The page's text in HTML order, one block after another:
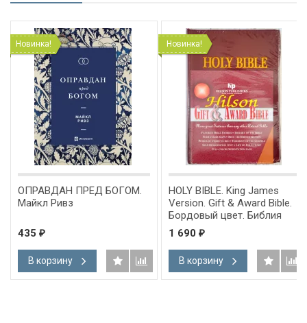
Новинка!
ОПРАВДАН ПРЕД БОГОМ.
Майкл Ривз
435 ₽
В корзину
Новинка!
HOLY BIBLE. King James
Version. Gift & Award Bible.
Бордовый цвет. Библия
Короля Иакова на
английском языке.
Словарь, карты, закладка,
подарочная вкладка, слова
Иисуса выделены красным
1 690 ₽
В корзину